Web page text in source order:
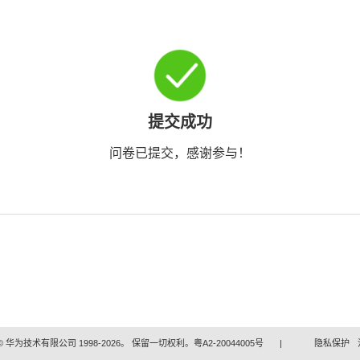
提交成功
问卷已提交，感谢参与！
华为技术有限公司 1998-2026。 保留一切权利。粤A2-20044005号 | 隐私保护